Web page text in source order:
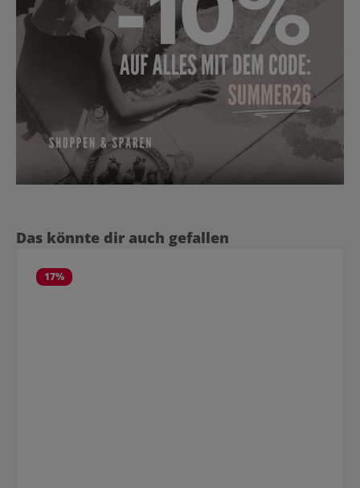
Produktgalerie überspringen
Das könnte dir auch gefallen
17%